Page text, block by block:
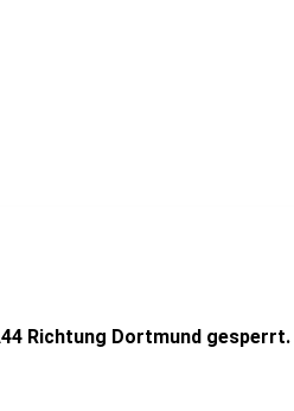
Richtung Dortmund gesperrt.